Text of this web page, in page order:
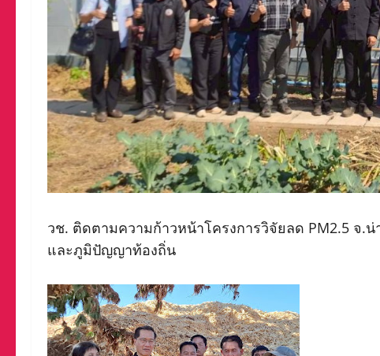
วช. ติดตามความก้าวหน้าโครงการวิจัยลด PM2.5 จ.
และภูมิปัญญาท้องถิ่น